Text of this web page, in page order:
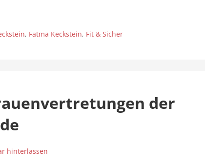
, Fatma Keckstein, Fit & Sicher
der
hinterlassen